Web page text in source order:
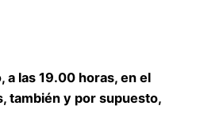
a las 19.00 horas, en el
también y por supuesto,